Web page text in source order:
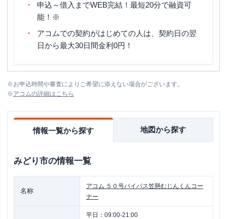
申込～借入までWEB完結！最短20分で融資可
能！※
アコムでの契約がはじめての人は、契約日の翌
日から最大30日間金利0円！
※お申込時間や審査によりご希望に添えない場合がございます。
※アコムの詳細はこちら
情報一覧から探す 地図から探す
みどり市の情報一覧
名称
アコム ５０号バイパス笠懸むじんくんコー
ナー
平日： 09:00-21:00